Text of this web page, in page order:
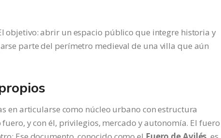
objetivo: abrir un espacio público que integre historia y
parte del perímetro medieval de una villa que aún
en articularse como núcleo urbano con estructura
fuero, y con él, privilegios, mercado y autonomía. El fuero